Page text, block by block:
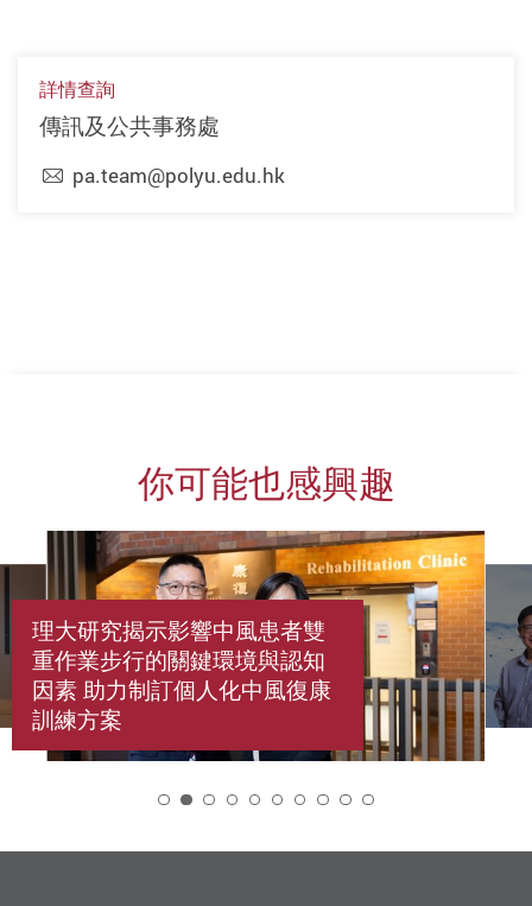
詳情查詢
傳訊及公共事務處
pa.team@polyu.edu.hk
你可能也感興趣
理大研究揭示影響中風患者雙
重作業步行的關鍵環境與認知
因素 助力制訂個人化中風復康
訓練方案